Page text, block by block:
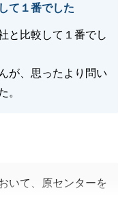
て１番でした
と比較して１番でし
が、思ったより問い
。
いて、原センターを